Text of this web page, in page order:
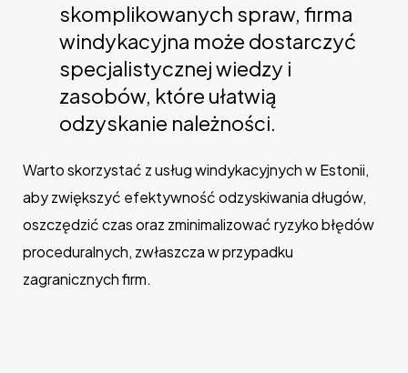
skomplikowanych spraw, firma
windykacyjna może dostarczyć
specjalistycznej wiedzy i
zasobów, które ułatwią
odzyskanie należności.
Warto skorzystać z usług windykacyjnych w Estonii,
aby zwiększyć efektywność odzyskiwania długów,
oszczędzić czas oraz zminimalizować ryzyko błędów
proceduralnych, zwłaszcza w przypadku
zagranicznych firm.